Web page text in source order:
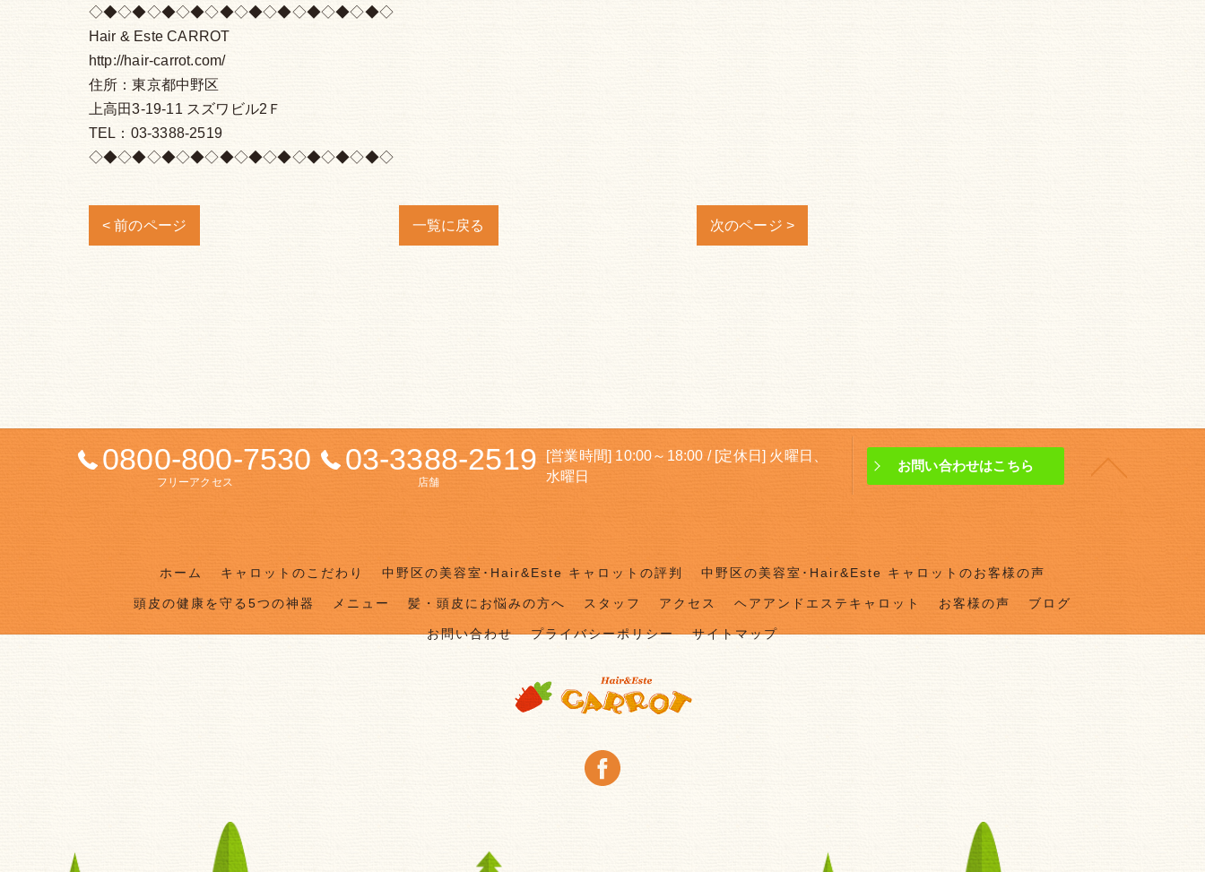
◇◆◇◆◇◆◇◆◇◆◇◆◇◆◇◆◇◆◇◆◇
Hair & Este CARROT
http://hair-carrot.com/
住所：東京都中野区
上高田3-19-11 スズワビル2Ｆ
TEL：03-3388-2519
◇◆◇◆◇◆◇◆◇◆◇◆◇◆◇◆◇◆◇◆◇
< 前のページ 一覧に戻る 次のページ >
0800-800-7530
フリーアクセス
03-3388-2519
店舗
[営業時間] 10:00～18:00 / [定休日] 火曜日、
水曜日
お問い合わせはこちら
ホーム キャロットのこだわり 中野区の美容室･Hair&Este キャロットの評判 中野区の美容室･Hair&Este キャロットのお客様の声
頭皮の健康を守る5つの神器 メニュー 髪・頭皮にお悩みの方へ スタッフ アクセス ヘアアンドエステキャロット お客様の声 ブログ
お問い合わせ プライバシーポリシー サイトマップ